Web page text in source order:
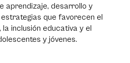
aprendizaje, desarrollo y
que favorecen el
inclusión educativa y el
y jóvenes.